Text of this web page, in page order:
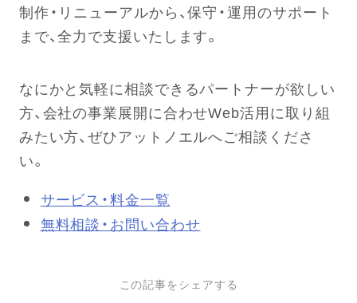
制作・リニューアルから、保守・運用のサポート
まで、全力で支援いたします。
なにかと気軽に相談できるパートナーが欲しい
方、会社の事業展開に合わせWeb活用に取り組
みたい方、ぜひアットノエルへご相談くださ
い。
サービス・料金一覧
無料相談・お問い合わせ
この記事をシェアする